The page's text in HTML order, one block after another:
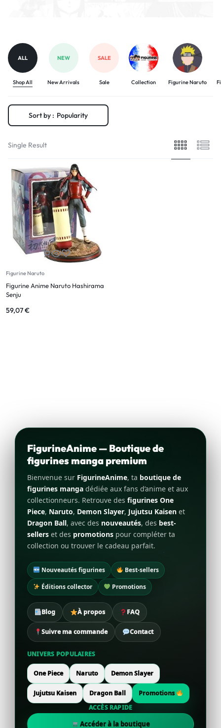
ALL
Shop All
NEW
New Arrivals
SALE
Sale Collection Figurine Naruto
Sort by : Popularity
Single Result
Figurine Naruto
Figurine Anime Naruto Hashirama
Senju
59,07€
FigurineAnime — Boutique de
figurines manga premium
Bienvenue sur FigurineAnime, ta boutique de
figurines manga dédiée aux fans d’anime et aux
collectionneurs. Retrouve des figurines One
Piece, Naruto, Demon Slayer, Jujutsu Kaisen et
Dragon Ball, avec des nouveautés, des best-
sellers et des promotions pour compléter ta
collection ou trouver le cadeau parfait.
Nouveautés figurines
Best-sellers
Éditions collector
Promotions
Blog À propos FAQ
Suivre ma commande Contact
UNIVERS POPULAIRES
One Piece Naruto Demon Slayer
Jujutsu Kaisen Dragon Ball
Promotions
ACCÈS RAPIDE
Accéder à la boutique